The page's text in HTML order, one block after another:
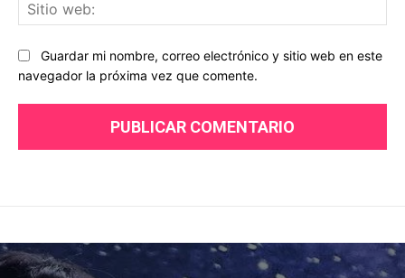
Guardar mi nombre, correo electrónico y sitio web en este
navegador la próxima vez que comente.